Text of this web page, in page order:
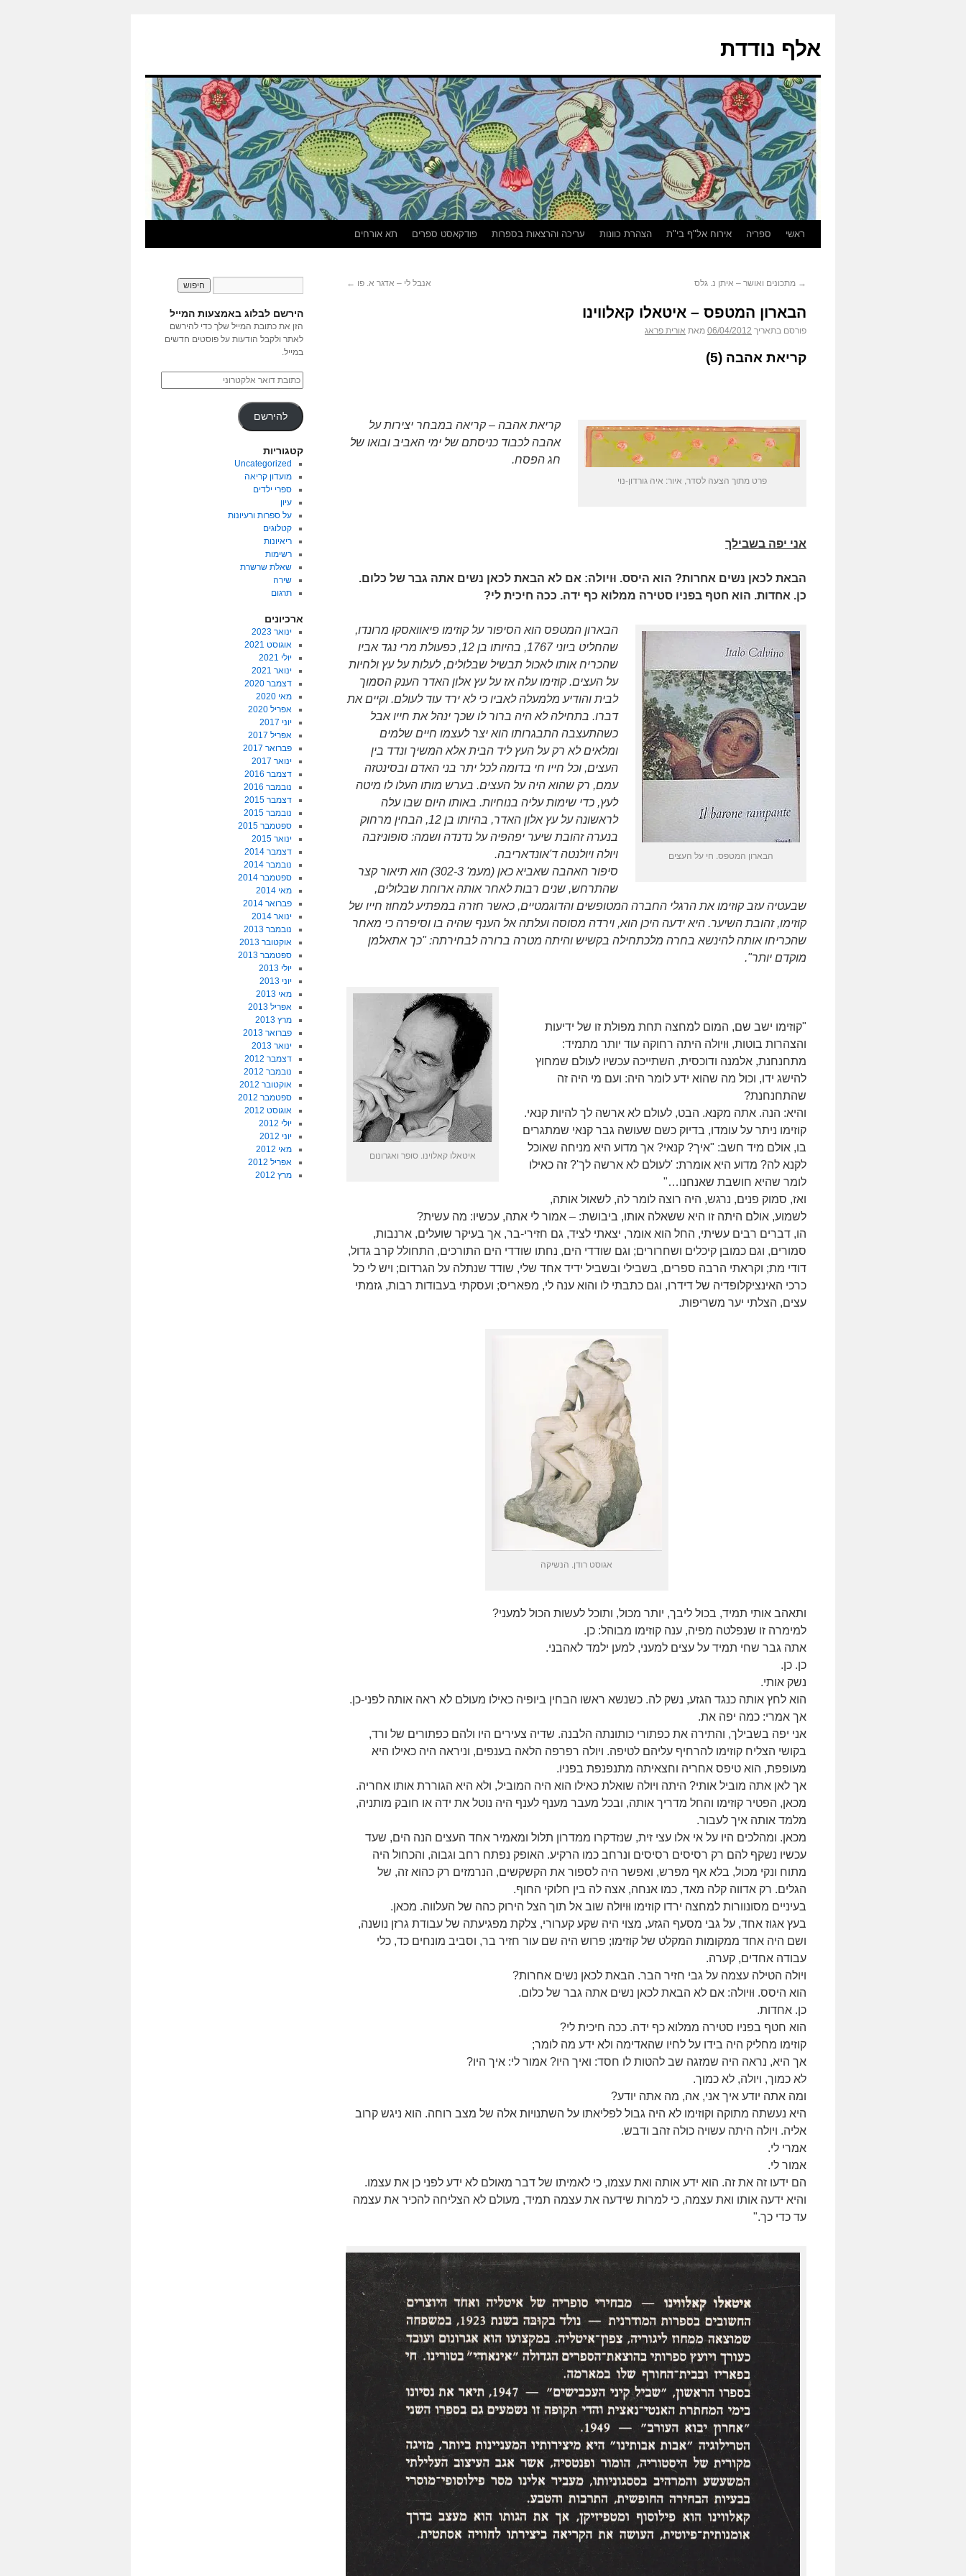
אלף נודדת
ראשי ספריה אירוח אל"ף בי"ת הצהרת כוונות עריכה והרצאות בספרות פודקאסט ספרים תא אורחים
→ מתכונים ואושר – איתן נ. גלס אנבל לי – אדגר א. פו ←
הבארון המטפס – איטאלו קאלווינו
פורסם בתאריך 06/04/2012 מאת אורית פראג
קריאת אהבה (5)
פרט מתוך הצעה לסדר, איור: איה גורדון-נוי
קריאת אהבה – קריאה במבחר יצירות על
אהבה לכבוד כניסתם של ימי האביב ובואו של
חג הפסח.
אני יפה בשבילך
הבאת לכאן נשים אחרות? הוא היסס. וּויולה: אם לא הבאת לכאן נשים אתה גבר של כלום.
כן. אחדות. הוא חטף בפניו סטירה ממלוא כף ידה. ככה חיכית לי?
הבארון המטפס. חי על העצים
הבארון המטפס הוא הסיפור על קוזימו פיאוואסקו מרונדו,
שהחליט ביוני 1767, בהיותו בן 12, כפעולת מרי נגד אביו
שהכריח אותו לאכול תבשיל שבלולים, לעלות על עץ ולחיות
על העצים. קוזימו עלה אז על עץ אלון האדר הענק הסמוך
לבית והודיע מלמעלה לאביו כי לא ירד עוד לעולם. וקיים את
דברו. בתחילה לא היה ברור לו שכך ינהל את חייו אבל
כשהתעצבה התבגרותו הוא יצר לעצמו חיים שלמים
ומלאים לא רק על העץ ליד הבית אלא המשיך ונדד בין
העצים, וכל חייו חי בדומה לכל יתר בני האדם ובסינטזה
עמם, רק שהוא היה על העצים. בערש מותו העלו לו מיטה
לעץ, כדי שימות עליה בנוחיות. באותו היום שבו עלה
לראשונה על עץ אלון האדר, בהיותו בן 12, הבחין מרחוק
בנערה זהובת שיער יפהפיה על נדנדה ושמה: סופוניזבה
ויולה ויולנטה ד'אונדאריבה.
סיפור האהבה שאביא כאן (מעמ' 302-3) הוא תיאור קצר
שהתרחש, שנים רבות לאחר אותה ארוחת שבלולים,
שבעטיה עזב קוזימו את הרגלי החברה המטופשים והדוגמטיים, כאשר חזרה במפתיע למחוז חייו של
קוזימו, זהובת השיער. היא ידעה היכן הוא, וירדה מסוסה ועלתה אל הענף שהיה בו וסיפרה כי מאחר
שהכריחו אותה להינשא בחרה מלכתחילה בקשיש והיתה מטרה ברורה לבחירתה: "כך אתאלמן
מוקדם יותר".
איטאלו קאלוינו. סופר ואגרונום
"קוזימו ישב שם, המום למחצה תחת מפולת זו של ידיעות
והצהרות בוטות, וּויולה היתה רחוקה עוד יותר מתמיד:
מתחנחנת, אלמנה ודוכסית, השתייכה עכשיו לעולם שמחוץ
להישג ידו, וכול מה שהוא ידע לומר היה: ועם מי היה זה
שהתחנחנת?
והיא: הנה. אתה מקנא. הבט, לעולם לא ארשה לך להיות קנאי.
קוזימו ניתר על עומדו, בדיוק כשם שעושה גבר קנאי שמתגרים
בו, אולם מיד חשב: "איך? קנאי? אך מדוע היא מניחה שאוכל
לקנא לה? מדוע היא אומרת: 'לעולם לא ארשה לך'? זה כאילו
לומר שהיא חושבת שאנחנו…"
ואז, סמוק פנים, נרגש, היה רוצה לומר לה, לשאול אותה,
לשמוע, אולם היתה זו היא ששאלה אותו, ביבושת: – אמור לי אתה, עכשיו: מה עשית?
הו, דברים רבים עשיתי, החל הוא אומר, יצאתי לציד, גם חזירי-בר, אך בעיקר שועלים, ארנבות,
סמורים, וגם כמובן קיכלים ושחרורים; וגם שודדי הים, נחתו שודדי הים התורכים, התחולל קרב גדול,
דודי מת; וקראתי הרבה ספרים, בשבילי ובשביל ידיד אחד שלי, שודד שנתלה על הגרדום; ויש לי כל
כרכי האינציקלופדיה של דידרו, וגם כתבתי לו והוא ענה לי, מפאריס; ועסקתי בעבודות רבות, גזמתי
עצים, הצלתי יער משריפות.
אגוסט רודן. הנשיקה
ותאהב אותי תמיד, בכול ליבך, יותר מכול, ותוכל לעשות הכול למעני?
למימרה זו שנפלטה מפיה, ענה קוזימו מבוהל: כן.
אתה גבר שחי תמיד על עצים למעני, למען ילמד לאהבני.
כן. כן.
נשק אותי.
הוא לחץ אותה כנגד הגזע, נשק לה. כשנשא ראשו הבחין ביופיה כאילו מעולם לא ראה אותה לפני-כן.
אך אמרי: כמה יפה את.
אני יפה בשבילך, והתירה את כפתורי כותונתה הלבנה. שדיה צעירים היו ולהם כפתורים של ורד,
בקושי הצליח קוזימו להרחיף עליהם לטיפה. ויולה רפרפה הלאה בענפים, וניראה היה כאילו היא
מעופפת, הוא טיפס אחריה וחצאיתה מתנפנפת בפניו.
אך לאן אתה מוביל אותי? היתה ויולה שואלת כאילו הוא היה המוביל, ולא היא הגוררת אותו אחריה.
מכאן, הפטיר קוזימו והחל מדריך אותה, ובכל מעבר מענף לענף היה נוטל את ידה או חובק מותניה,
מלמד אותה איך לעבור.
מכאן. ומהלכים היו על אי אלו עצי זית, שנזדקרו ממדרון תלול ומאמיר אחד העצים הנה הים, שעד
עכשיו נשקף להם רק רסיסים רסיסים ונרחב כמו הרקיע. האופק נפתח רחב וגבוה, והכחול היה
מתוח ונקי מכול, בלא אף מפרש, ואפשר היה לספור את הקשקשים, הנרמזים רק כהוא זה, של
הגלים. רק אדווה קלה מאד, כמו אנחה, אצה לה בין חלוקי החוף.
בעיניים מסונוורות למחצה ירדו קוזימו וּויולה שוב אל תוך הצל הירוק כהה של העלווה. מכאן.
בעץ אגוז אחד, על גבי מסעף הגזע, מצוי היה שקע קערורי, צלקת מפגיעתה של עבודת גרזן נושנה,
ושם היה אחד ממקומות המקלט של קוזימו; פרוש היה שם עור חזיר בר, וסביב מונחים כד, כלי
עבודה אחדים, קערה.
ויולה הטילה עצמה על גבי חזיר הבר. הבאת לכאן נשים אחרות?
הוא היסס. וּויולה: אם לא הבאת לכאן נשים אתה גבר של כלום.
כן. אחדות.
הוא חטף בפניו סטירה ממלוא כף ידה. ככה חיכית לי?
קוזימו מחליק היה בידו על לחיו שהאדימה ולא ידע מה לומר;
אך היא, נראה היה שמזגה שב להטות לו חסד: ואיך היו? אמור לי: איך היו?
לא כמוך, ויולה, לא כמוך.
ומה אתה יודע איך אני, אה, מה אתה יודע?
היא נעשתה מתוקה וקוזימו לא היה גבול לפליאתו על השתנויות אלה של מצב רוחה. הוא ניגש קרוב
אליה. ויולה היתה עשויה כולה זהב ודבש.
אמרי לי.
אמור לי.
הם ידעו זה את זה. הוא ידע אותה ואת עצמו, כי לאמיתו של דבר מאולם לא ידע לפני כן את עצמו.
והיא ידעה אותו ואת עצמה, כי למרות שידעה את עצמה תמיד, מעולם לא הצליחה להכיר את עצמה
עד כדי כך."
הירשם לבלוג באמצעות המייל
הזן את כתובת המייל שלך כדי להירשם
לאתר ולקבל הודעות על פוסטים חדשים
במייל.
להירשם
קטגוריות
Uncategorized
מועדון קריאה
ספרי ילדים
עיון
על ספרות ורעיונות
קטלוגים
ריאיונות
רשימות
שאלת שרשרת
שירה
תרגום
ארכיונים
ינואר 2023
אוגוסט 2021
יולי 2021
ינואר 2021
דצמבר 2020
מאי 2020
אפריל 2020
יוני 2017
אפריל 2017
פברואר 2017
ינואר 2017
דצמבר 2016
נובמבר 2016
דצמבר 2015
נובמבר 2015
ספטמבר 2015
ינואר 2015
דצמבר 2014
נובמבר 2014
ספטמבר 2014
מאי 2014
פברואר 2014
ינואר 2014
נובמבר 2013
אוקטובר 2013
ספטמבר 2013
יולי 2013
יוני 2013
מאי 2013
אפריל 2013
מרץ 2013
פברואר 2013
ינואר 2013
דצמבר 2012
נובמבר 2012
אוקטובר 2012
ספטמבר 2012
אוגוסט 2012
יולי 2012
יוני 2012
מאי 2012
אפריל 2012
מרץ 2012